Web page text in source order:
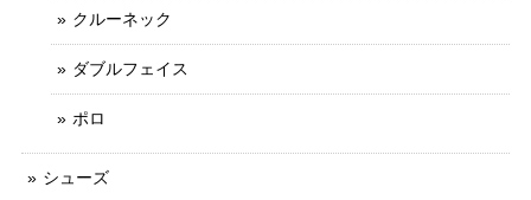
クルーネック
ダブルフェイス
ポロ
シューズ